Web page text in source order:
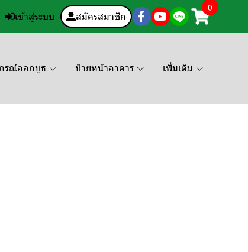
เข้าสู่ระบบ สมัครสมาชิก
0
รณ์ออกบูธ ป้ายหน้าอาคาร เพิ่มเติม